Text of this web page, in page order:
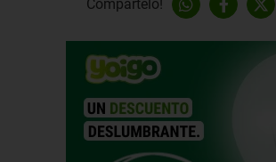
Compártelo!